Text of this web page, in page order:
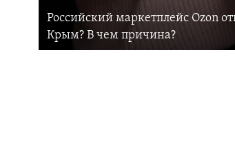
Российский маркетплейс Ozon
Крым? В чем причина?